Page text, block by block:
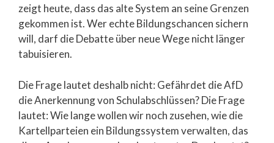
zeigt heute, dass das alte System an seine Grenzen
gekommen ist. Wer echte Bildungschancen sichern
will, darf die Debatte über neue Wege nicht länger
tabuisieren.
Die Frage lautet deshalb nicht: Gefährdet die AfD
die Anerkennung von Schulabschlüssen? Die Frage
lautet: Wie lange wollen wir noch zusehen, wie die
Kartellparteien ein Bildungssystem verwalten, das